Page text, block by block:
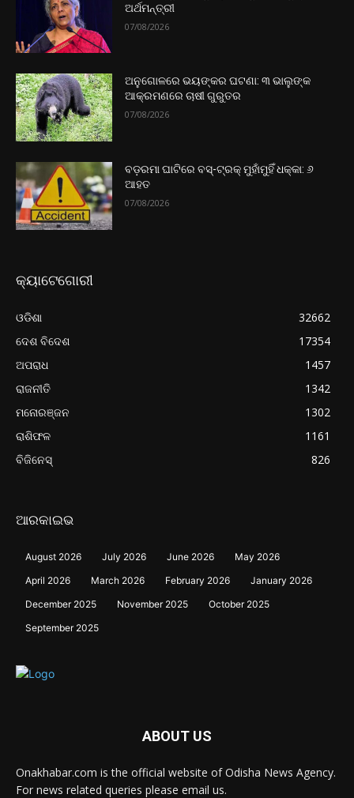
ଅର୍ଥମନ୍ତ୍ରୀ
07/08/2026
ଅନୁଗୋଳରେ ଭୟଙ୍କର ଘଟଣା: ୩ ଭାଲୁଙ୍କ
ଆକ୍ରମଣରେ ଚାଷୀ ଗୁରୁତର
07/08/2026
ବଡ଼ରମା ଘାଟିରେ ବସ୍-ଟ୍ରକ୍ ମୁହାଁମୁହିଁ ଧକ୍କା: ୬
ଆହତ
07/08/2026
କ୍ୟାଟେଗୋରୀ
ଓଡିଶା
32662
ଦେଶ ବିଦେଶ
17354
ଅପରାଧ
1457
ରାଜନୀତି
1342
ମନୋରଞ୍ଜନ
1302
ରାଶିଫଳ
1161
ବିଜିନେସ୍
826
ଆରକାଇଭ
August 2026 July 2026 June 2026
May 2026
April 2026
March 2026 February 2026
January 2026
December 2025
November 2025
October 2025
September 2025
ABOUT US
Onakhabar.com is the official website of Odisha News Agency.
For news related queries please email us.